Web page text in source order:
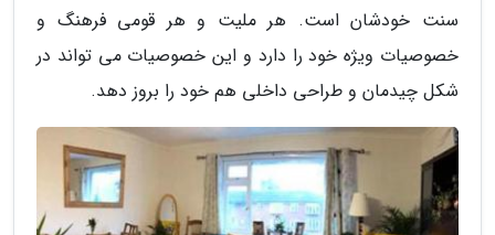
سنت خودشان است. هر ملیت و هر قومی فرهنگ و
خصوصیات ویژه خود را دارد و این خصوصیات می تواند در
شکل چیدمان و طراحی داخلی هم خود را بروز دهد.